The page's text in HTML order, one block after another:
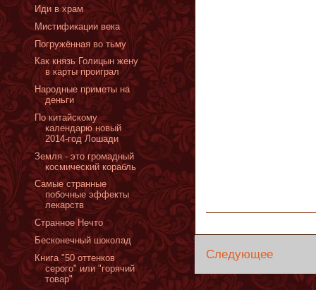
Следующее
Иди в храм
Мистификации века
Погружённая во тьму
Как князь Голицын жену
в карты проиграл
Народные приметы на
деньги
По китайскому
календарю новый
2014-год Лошади
Земля - это громадный
космический корабль
Самые странные
побочные эффекты
лекарств
Странное Нечто
Бесконечный шоколад
Книга "50 оттенков
серого" или "горячий
товар"